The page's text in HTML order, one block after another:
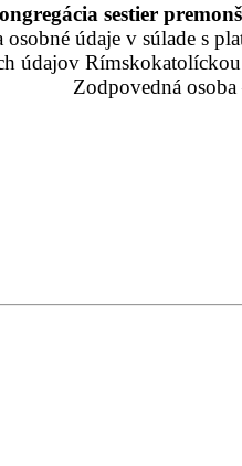
sestier
osobné údaje v súlade s
údajov
Zodpovedná osoba